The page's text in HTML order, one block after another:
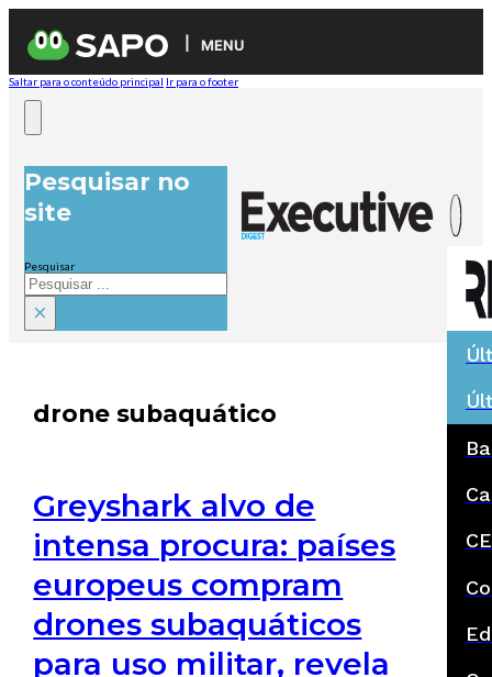
MENU
Saltar para o conteúdo principal Ir para o footer
Pesquisar no
site
Pesquisar
×
drone subaquático
Greyshark alvo de
intensa procura: países
europeus compram
drones subaquáticos
para uso militar, revela